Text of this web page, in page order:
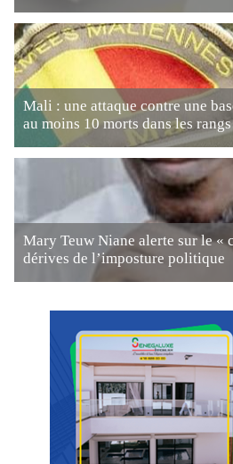
Mali : une attaque contre une
au moins 10 morts dans les
Mary Teuw Niane alerte sur le «
dérives de l’imposture politique